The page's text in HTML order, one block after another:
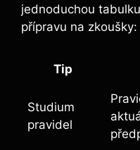
jednoduchou
přípravu na zkoušky:
Tip
Studium
pravidel